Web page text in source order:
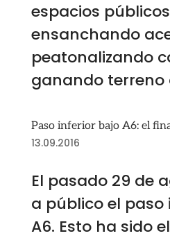
espacios
ensanchando
peatonalizando
ganando terreno
Paso inferior bajo A6: el
13.09.2016
El pasado 29 de
a público el
A6. Esto ha sido